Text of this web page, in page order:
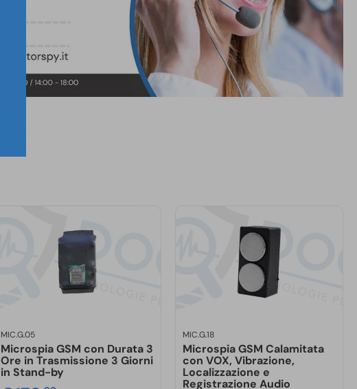
MIC.G.05
Microspia GSM con Durata 3
Ore in Trasmissione 3 Giorni
in Stand-by
MIC.G.18
Microspia GSM Calamitata
con VOX, Vibrazione,
Localizzazione e
Registrazione Audio